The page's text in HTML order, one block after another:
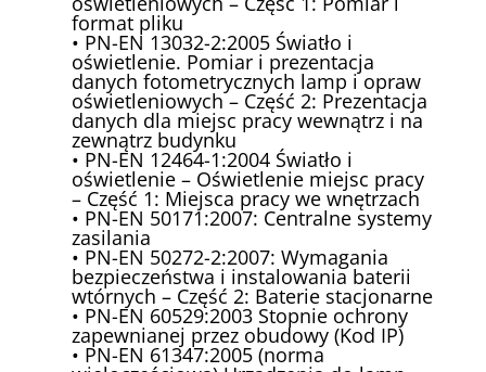
format pliku
• PN-EN 13032-2:2005 Światło i
oświetlenie. Pomiar i prezentacja
danych fotometrycznych lamp i opraw
oświetleniowych – Część 2: Prezentacja
danych dla miejsc pracy wewnątrz i na
zewnątrz budynku
• PN-EN 12464-1:2004 Światło i
oświetlenie – Oświetlenie miejsc pracy
– Część 1: Miejsca pracy we wnętrzach
• PN-EN 50171:2007: Centralne systemy
zasilania
• PN-EN 50272-2:2007: Wymagania
bezpieczeństwa i instalowania baterii
wtórnych – Część 2: Baterie stacjonarne
• PN-EN 60529:2003 Stopnie ochrony
zapewnianej przez obudowy (Kod IP)
• PN-EN 61347:2005 (norma